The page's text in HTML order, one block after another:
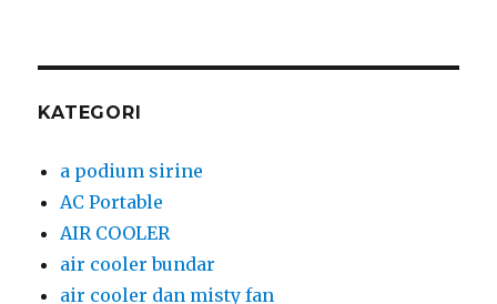
KATEGORI
a podium sirine
AC Portable
AIR COOLER
air cooler bundar
air cooler dan misty fan